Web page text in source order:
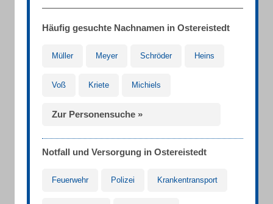
Häufig gesuchte Nachnamen in Ostereistedt
Müller Meyer Schröder Heins
Voß Kriete Michiels
Zur Personensuche »
Notfall und Versorgung in Ostereistedt
Feuerwehr Polizei Krankentransport